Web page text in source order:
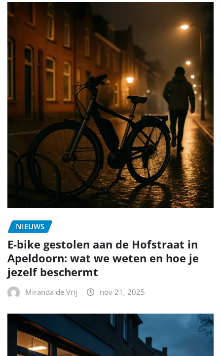
NIEUWS
E-bike gestolen aan de Hofstraat in
Apeldoorn: wat we weten en hoe je
jezelf beschermt
Miranda de Vrij nov 21, 2025